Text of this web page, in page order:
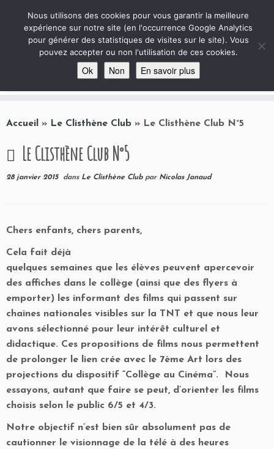
au
Le Club de Techno
Site autour de la Technologie au collège, avec quelques archives ciné et projets …
Accueil » Le Clisthène Club » Le Clisthène Club N°5
Le Clisthène Club N°5
28 janvier 2015dans Le Clisthène Club par Nicolas Janaud
Chers enfants, chers parents,
Cela fait déjà
quelques semaines que les élèves peuvent apercevoir
des affiches dans le collège (ainsi que des flyers à
emporter) les informant des films qui passent sur
chaines nationales visibles sur la TNT et que nous leur
avons sélectionné pour leur intérêt culturel et
didactique. Ces propositions de films nous permettent
de prolonger le lien crée avec le 7ème Art lors des
projections du dispositif “Collège au Cinéma”. Nous
essayons, autant que faire se peut, d’orienter les films
choisis selon le public 6/5 et 4/3.
Notre objectif n’est bien sûr absolument pas de
cautionner le visionnage de la télé à des heures
Nous utilisons des cookies pour vous garantir la meilleure
expérience sur notre site (en l'occurrence Google Analytics
pour générer des statistiques de visites sur le site). Vous
pouvez accepter ou non l'utilisation de ces cookies.
Ok Non En savoir plus